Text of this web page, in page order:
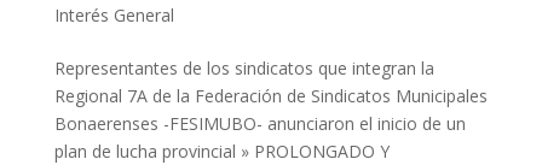
Interés General
Representantes de los sindicatos que integran la
Regional 7A de la Federación de Sindicatos Municipales
Bonaerenses -FESIMUBO- anunciaron el inicio de un
plan de lucha provincial » PROLONGADO Y